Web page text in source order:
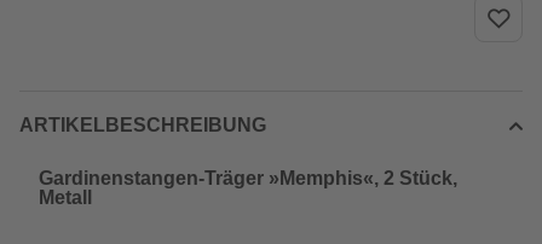
ARTIKELBESCHREIBUNG
Gardinenstangen-Träger »Memphis«, 2 Stück,
Metall